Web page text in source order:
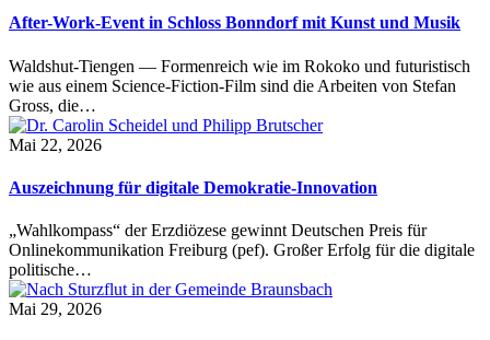
After-Work-Event in Schloss Bonndorf mit Kunst und Musik
Waldshut-Tiengen — Formenreich wie im Rokoko und futuristisch
wie aus einem Science-Fiction-Film sind die Arbeiten von Stefan
Gross, die…
Mai 22, 2026
Auszeichnung für digitale Demokratie-Innovation
„Wahlkompass“ der Erzdiözese gewinnt Deutschen Preis für
Onlinekommunikation Freiburg (pef). Großer Erfolg für die digitale
politische…
Mai 29, 2026